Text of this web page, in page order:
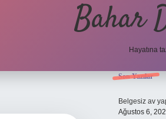
Bahar
Hayatına
Son Yazılar
Belgesiz av
Ağustos 6,